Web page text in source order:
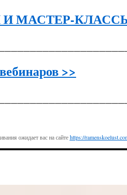
МАСТЕР-
>>
ожидает вас на сайтеhttps://